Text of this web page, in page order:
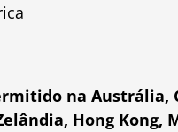
na Austrália,
Hong Kong,